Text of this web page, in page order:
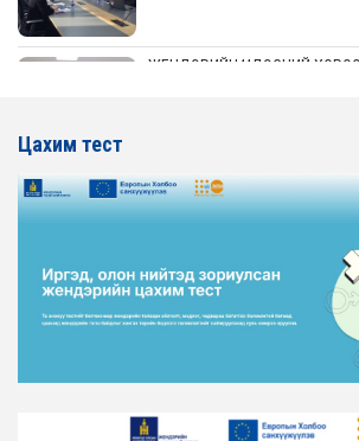
ЖЕНДЭРИЙН ҮНДЭСНИЙ
ЖЕНДЭРИЙН ҮНДЭСНИЙ
ТӨЛӨӨЛӨЛ ХОТ
СУУЦЖУУЛАЛТЫН ЯАМАНД
ЖЕНДЭРИЙН ЭРХ ТЭГШ
АЖИЛЛАГААГ ЭРЧИМЖҮҮЛЭХ
ТӨЛӨӨЛӨЛ ЗАМ ТЭЭВРИЙН
Цахим тест